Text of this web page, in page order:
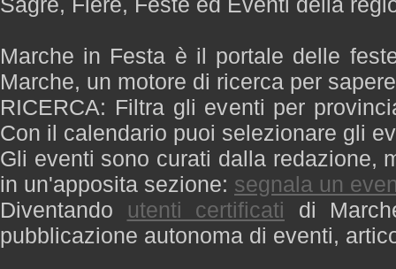
Marche in Festa è il portale delle
Marche, un motore di ricerca per
RICERCA: Filtra gli eventi per
Con il calendario puoi selezionare gli
Gli eventi sono curati dalla redazione,
in un'apposita sezione: segnala un
Diventando utenti certificati di
pubblicazione autonoma di eventi,